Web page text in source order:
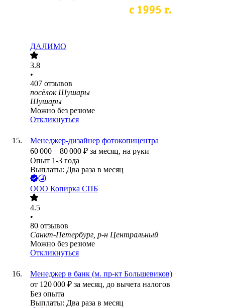
ДАЛИМО
3.8
•
407 отзывов
посёлок Шушары
Шушары
Можно без резюме
Откликнуться
Менеджер-дизайнер фотокопицентра
60 000 – 80 000 ₽ за месяц, на руки
Опыт 1-3 года
Выплаты: Два раза в месяц
ООО Копирка СПБ
4.5
•
80 отзывов
Санкт-Петербург, р-н Центральный
Можно без резюме
Откликнуться
Менеджер в банк (м. пр-кт Большевиков)
от 120 000 ₽ за месяц, до вычета налогов
Без опыта
Выплаты: Два раза в месяц